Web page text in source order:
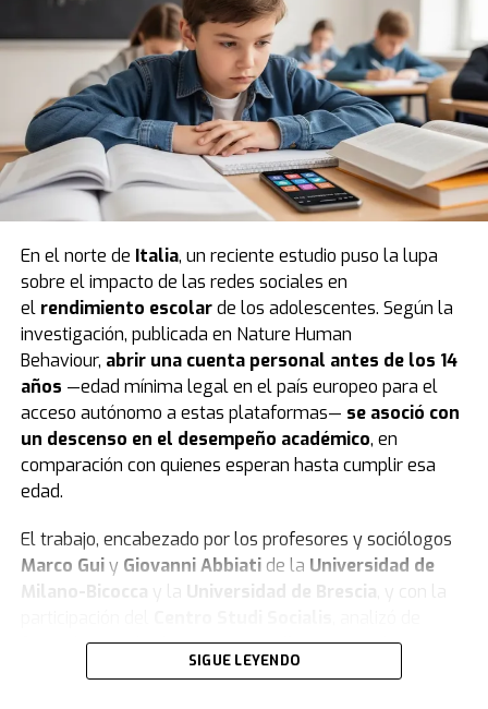
En el norte de Italia, un reciente estudio puso la lupa
sobre el impacto de las redes sociales en
el rendimiento escolarde los adolescentes. Según la
investigación, publicada en Nature Human
Behaviour, abrir una cuenta personal antes de los 14
años —edad mínima legal en el país europeo para el
acceso autónomo a estas plataformas— se asoció con
un descenso en el desempeño académico, en
comparación con quienes esperan hasta cumplir esa
edad.
El trabajo, encabezado por los profesores y sociólogos
Marco Guiy Giovanni Abbiatide la Universidad de
Milano-Bicocca
y la Universidad de Brescia
, y con la
forma longitudinal a5.227 estudiantesnacidos en
2007 y 2008, que cursaron sus estudios en las
SIGUE LEYENDO